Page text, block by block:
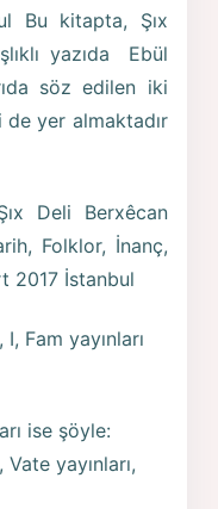
Bu kitapta, Şıx
yazıda Ebül
söz edilen iki
yer almaktadır
Deli Berxêcan
Folklor, İnanç,
2017 İstanbul
Fam yayınları
ise şöyle:
yayınları,